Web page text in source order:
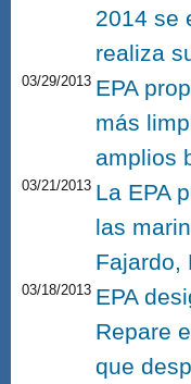
2014 se
realiza
03/29/2013 EPA
más
amplios
03/21/2013 La EPA
las
Fajardo,
03/18/2013 EPA
Repare
que